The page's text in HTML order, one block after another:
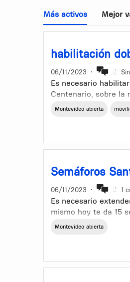
Más activos Mejor
habilitación
06/11/2023 •
Es necesario
Centenario, sobre la
lado hacia el otro
Montevideo abierta
Semáforos
06/11/2023 • 1
Es necesario
mismo hoy te da 15
autos mas en
Montevideo abierta